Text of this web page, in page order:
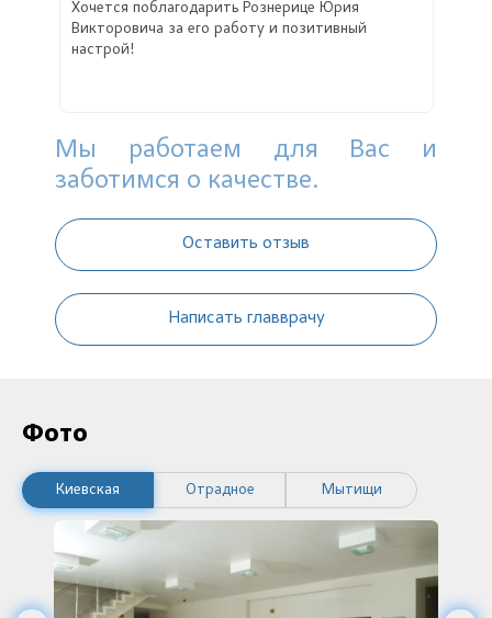
Хочется поблагодарить Рознерице Юрия
Викторовича за его работу и позитивный
настрой!
Мы работаем для Вас и
заботимся о качестве.
Оставить отзыв
Написать главврачу
Фото
Киевская Отрадное Мытищи